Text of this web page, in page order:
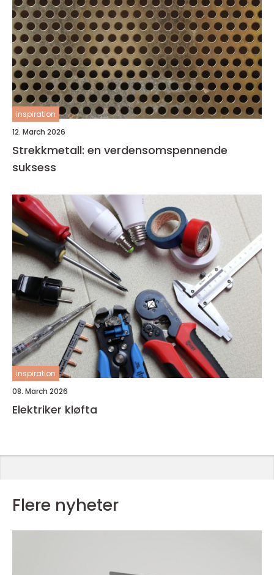
inspiration
12. March 2026
Strekkmetall: en verdensomspennende
suksess
inspiration
08. March 2026
Elektriker kløfta
Flere nyheter